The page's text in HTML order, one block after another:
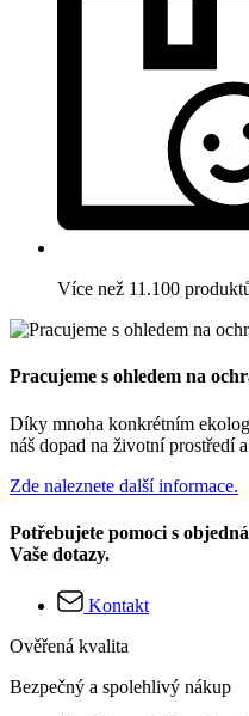
Více než 11.100
Pracujeme s ohledem na
Díky mnoha konkrétním
náš dopad na životní prostředí
Zde naleznete další informace.
Potřebujete pomoci s
Vaše dotazy.
Kontakt
Ověřená kvalita
Bezpečný a spolehlivý nákup